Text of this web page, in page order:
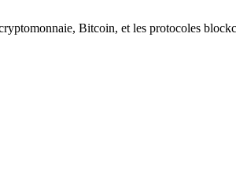
Bitcoin, et les protocoles